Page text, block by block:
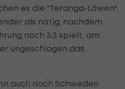
es die "Teranga-Löwen"
als nötig, nachdem
noch 3:3 spielt, am
ungeschlagen das
auch noch Schweden